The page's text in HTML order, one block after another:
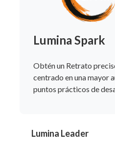
Lumina Spark
Obtén un Retrato
centrado en una mayor
puntos prácticos de
Lumina Leader